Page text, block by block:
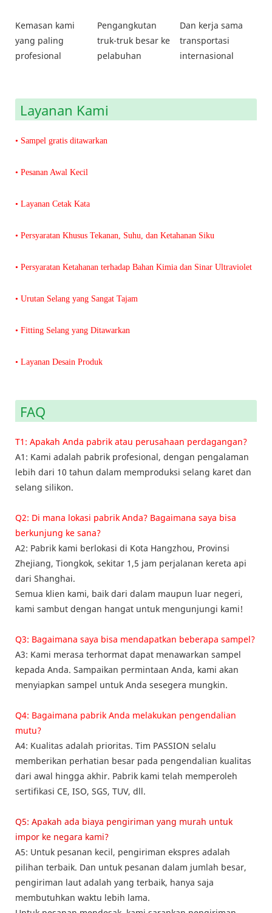
Kemasan kami
yang paling
profesional
Pengangkutan
truk-truk besar ke
pelabuhan
Dan kerja sama
transportasi
internasional
Layanan Kami
• Sampel gratis ditawarkan
• Pesanan Awal Kecil
• Layanan Cetak Kata
• Persyaratan Khusus Tekanan, Suhu, dan Ketahanan Siku
• Persyaratan Ketahanan terhadap Bahan Kimia dan Sinar Ultraviolet
• Urutan Selang yang Sangat Tajam
• Fitting Selang yang Ditawarkan
• Layanan Desain Produk
FAQ
T1: Apakah Anda pabrik atau perusahaan perdagangan?
A1: Kami adalah pabrik profesional, dengan pengalaman
lebih dari 10 tahun dalam memproduksi selang karet dan
selang silikon.
Q2: Di mana lokasi pabrik Anda? Bagaimana saya bisa
berkunjung ke sana?
A2: Pabrik kami berlokasi di Kota Hangzhou, Provinsi
Zhejiang, Tiongkok, sekitar 1,5 jam perjalanan kereta api
dari Shanghai.
Semua klien kami, baik dari dalam maupun luar negeri,
kami sambut dengan hangat untuk mengunjungi kami!
Q3: Bagaimana saya bisa mendapatkan beberapa sampel?
A3: Kami merasa terhormat dapat menawarkan sampel
kepada Anda. Sampaikan permintaan Anda, kami akan
menyiapkan sampel untuk Anda sesegera mungkin.
Q4: Bagaimana pabrik Anda melakukan pengendalian
mutu?
A4: Kualitas adalah prioritas. Tim PASSION selalu
memberikan perhatian besar pada pengendalian kualitas
dari awal hingga akhir. Pabrik kami telah memperoleh
sertifikasi CE, ISO, SGS, TUV, dll.
Q5: Apakah ada biaya pengiriman yang murah untuk
impor ke negara kami?
A5: Untuk pesanan kecil, pengiriman ekspres adalah
pilihan terbaik. Dan untuk pesanan dalam jumlah besar,
pengiriman laut adalah yang terbaik, hanya saja
membutuhkan waktu lebih lama.